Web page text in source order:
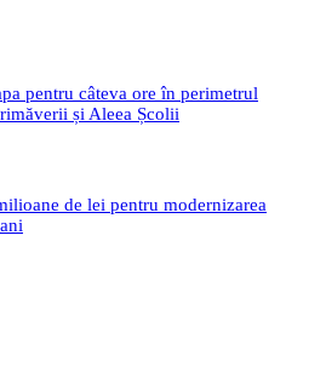
pentru câteva ore în perimetrul
și Aleea Școlii
de lei pentru modernizarea